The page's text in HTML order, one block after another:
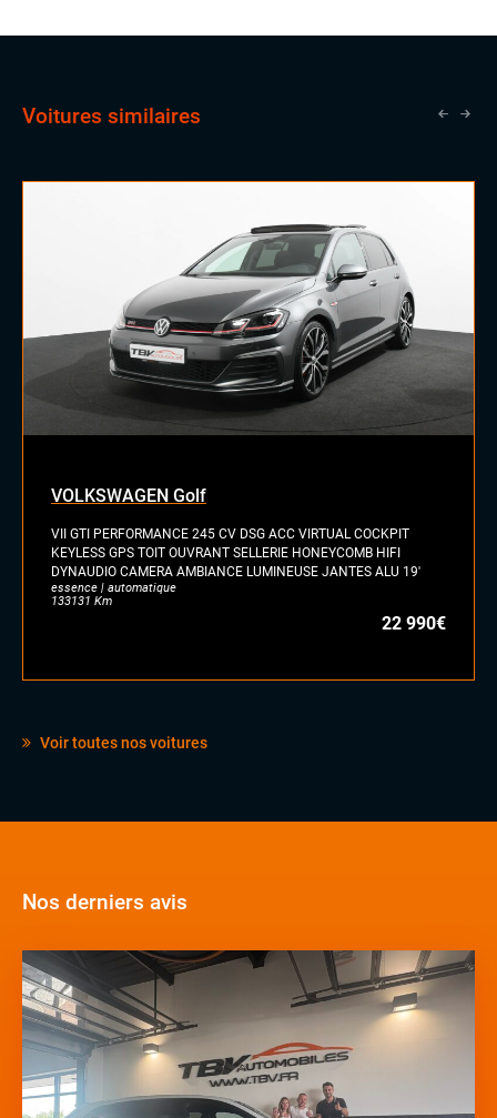
Voitures similaires
VOLKSWAGEN Golf
VII GTI PERFORMANCE 245 CV DSG ACC VIRTUAL COCKPIT
KEYLESS GPS TOIT OUVRANT SELLERIE HONEYCOMB HIFI
DYNAUDIO CAMERA AMBIANCE LUMINEUSE JANTES ALU 19'
essence | automatique
133131 Km
22 990€
Voir toutes nos voitures
Nos derniers avis